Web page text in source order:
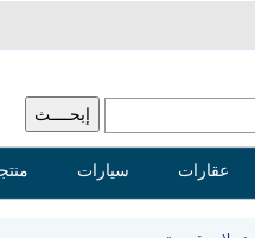
عقارات سيارات